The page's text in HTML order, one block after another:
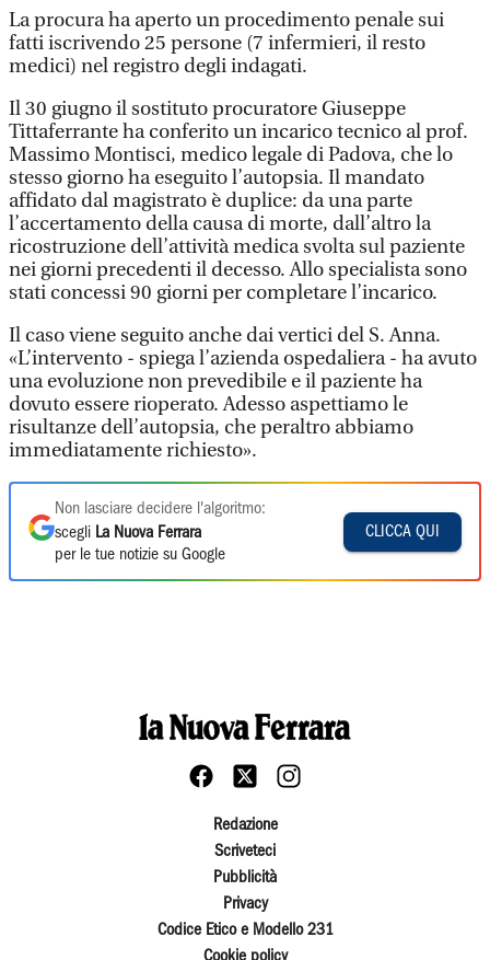
La procura ha aperto un procedimento penale sui
fatti iscrivendo 25 persone (7 infermieri, il resto
medici) nel registro degli indagati.
Il 30 giugno il sostituto procuratore Giuseppe
Tittaferrante ha conferito un incarico tecnico al prof.
Massimo Montisci, medico legale di Padova, che lo
stesso giorno ha eseguito l’autopsia. Il mandato
affidato dal magistrato è duplice: da una parte
l’accertamento della causa di morte, dall’altro la
ricostruzione dell’attività medica svolta sul paziente
nei giorni precedenti il decesso. Allo specialista sono
stati concessi 90 giorni per completare l’incarico.
Il caso viene seguito anche dai vertici del S. Anna.
«L’intervento - spiega l’azienda ospedaliera - ha avuto
una evoluzione non prevedibile e il paziente ha
dovuto essere rioperato. Adesso aspettiamo le
risultanze dell’autopsia, che peraltro abbiamo
immediatamente richiesto».
Non lasciare decidere l'algoritmo:
scegli La Nuova Ferrara
per le tue notizie su Google
CLICCA QUI
Redazione
Scriveteci
Pubblicità
Privacy
Codice Etico e Modello 231
Cookie policy